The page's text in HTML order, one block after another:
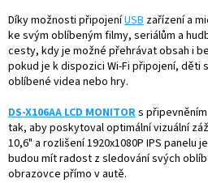
Díky možnosti připojeníUSB zařízení a
ke svým oblíbeným filmy, seriálům a
cesty, kdy je možné přehrávat obsah i
pokud je k dispozici Wi-Fi připojení, děti
oblíbené videa nebo hry.
DS-X106AA LCD MONITORs
tak, aby poskytoval optimální vizuální
10,6" a rozlišení 1920x1080P IPS panelu
budou mít radost z sledování svých
obrazovce přímo v autě.